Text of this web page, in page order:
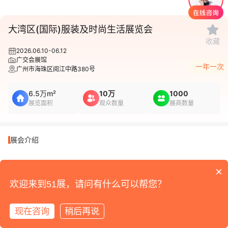
1/1
大湾区(国际)服装及时尚生活展览会
收藏
2026.06.10-06.12
广交会展馆
广州市海珠区阅江中路380号
一年一次
6.5万m²
展览面积
10万
观众数量
1000
展商数量
展会介绍
×
欢迎来到51展，请问有什么可以帮您？
现在咨询 稍后再说